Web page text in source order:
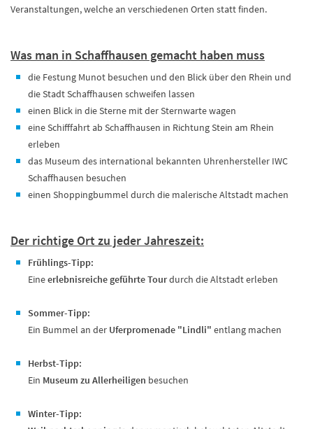
Veranstaltungen, welche an verschiedenen Orten statt finden.
Was man in Schaffhausen gemacht haben muss
die Festung Munot besuchen und den Blick über den Rhein und
die Stadt Schaffhausen schweifen lassen
einen Blick in die Sterne mit der Sternwarte wagen
eine Schifffahrt ab Schaffhausen in Richtung Stein am Rhein
erleben
das Museum des international bekannten Uhrenhersteller IWC
Schaffhausen besuchen
einen Shoppingbummel durch die malerische Altstadt machen
Der richtige Ort zu jeder Jahreszeit:
Frühlings-Tipp:
Eineerlebnisreiche geführte Tourdurch die Altstadt erleben
Sommer-Tipp:
Ein Bummel an der Uferpromenade "Lindli" entlang machen
Herbst-Tipp:
Ein Museum zu Allerheiligen besuchen
Winter-Tipp: